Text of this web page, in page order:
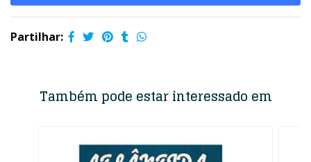
Partilhar:
Também pode estar interessado em